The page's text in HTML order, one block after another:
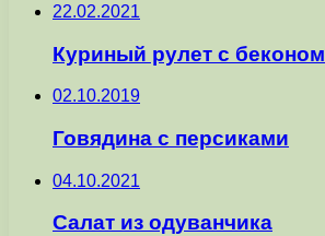
22.02.2021
Куриный рулет с беконом
02.10.2019
Говядина с персиками
04.10.2021
Салат из одуванчика